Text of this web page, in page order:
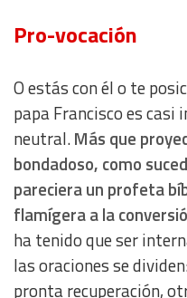
Pro-vocación
O estás con él o te
papa Francisco es
neutral.Más que
bondadoso, como
pareciera un profeta
flamígera a la
ha tenido que ser
las oraciones se
pronta recuperación,
Understand audiences
Develop and improve
Use limited data to select
IAB Special Features:
Use precise geolocation
Identify devices based